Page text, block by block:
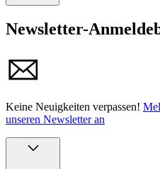
Produktinformationen
Newsletter-
Keine Neuigkeiten verpassen!
unseren Newsletter an